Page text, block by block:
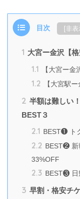
目次 [非表
1 大宮ー金沢【
1.1 【大宮ー金
1.2 【大宮駅
2 半額は難しい
BEST３
2.1 BEST❶ ト
2.2 BEST❷ 新
33%OFF
2.3 BEST❸ 日
3 早割・格安チ